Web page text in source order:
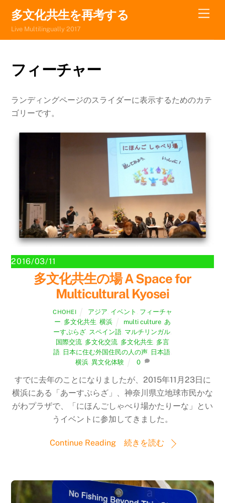
content
多文化共生を再考する
Live Multilingually 2017
フィーチャー
ランディングページのスライダーに表示するためのカテ
ゴリーです。
2016/03/11
多文化共生の場 A Space for
Multicultural Kyosei
CHOHEI アジア イベント
フィーチャ
ー 多文化共生 横浜 multi culture あ
ーすぷらざ スペイン語 マルチリンガル
国際交流 多文化交流 多文化共生 多言
語 日本に住む外国住民の人の声 日本語
横浜, 異文化体験 0
すでに去年のことになりましたが、2015年11月23日に
横浜にある「あーすぷらざ」、神奈川県立地球市民かな
がわプラザで、「にほんごしゃべり場かたりーな」とい
うイベントに参加してきました。
Continue Reading 続きを読む